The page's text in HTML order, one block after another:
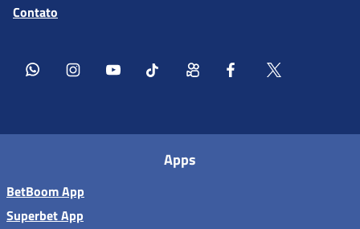
Contato
Apps
BetBoom App
Superbet App